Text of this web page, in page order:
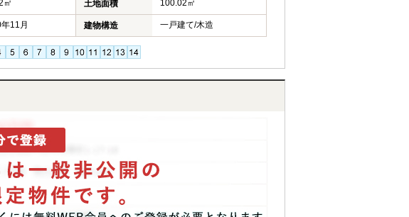
㎡ 土地面積 100.02㎡
11月 建物構造 一戸建て/木造